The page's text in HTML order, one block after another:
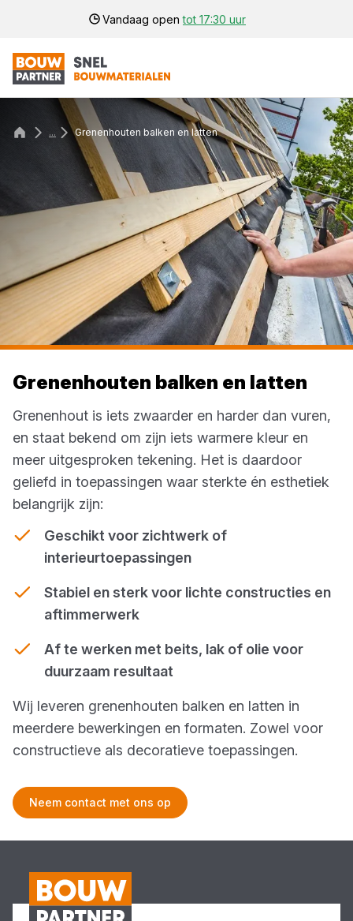
Vandaag opentot 17:30 uur
... Grenenhouten balken en latten
Grenenhouten balken en latten
Grenenhout is iets zwaarder en harder dan vuren,
en staat bekend om zijn iets warmere kleur en
meer uitgesproken tekening. Het is daardoor
geliefd in toepassingen waar sterkte én esthetiek
belangrijk zijn:
Geschikt voor zichtwerk of
interieurtoepassingen
Stabiel en sterk voor lichte constructies en
aftimmerwerk
Af te werken met beits, lak of olie voor
duurzaam resultaat
Wij leveren grenenhouten balken en latten in
meerdere bewerkingen en formaten. Zowel voor
constructieve als decoratieve toepassingen.
Neem contact met ons op